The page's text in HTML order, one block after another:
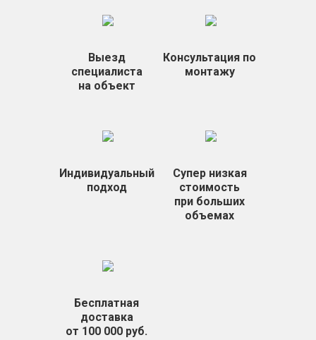
Выезд
специалиста
на объект
Консультация по
монтажу
Индивидуальный
подход
Супер низкая
стоимость
при больших
объемах
Бесплатная
доставка
от 100 000 руб.